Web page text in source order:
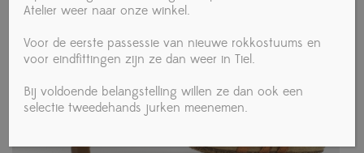
Atelier weer naar onze winkel.
Voor de eerste passessie van nieuwe rokkostuums en
voor eindfittingen zijn ze dan weer in Tiel.
Bij voldoende belangstelling willen ze dan ook een
selectie tweedehands jurken meenemen.